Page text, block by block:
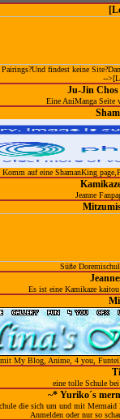
Pairings?Und findest keine
--
Ju-Jin
Eine AniManga Seite
Komm auf eine ShamanKing
Jeanne
Süße
Es ist eine Kamikaze
My Blog, Anime, 4 you,
eine tolle Schule
~* Yuriko´s
die sich um und mit
Anmelden oder nur so